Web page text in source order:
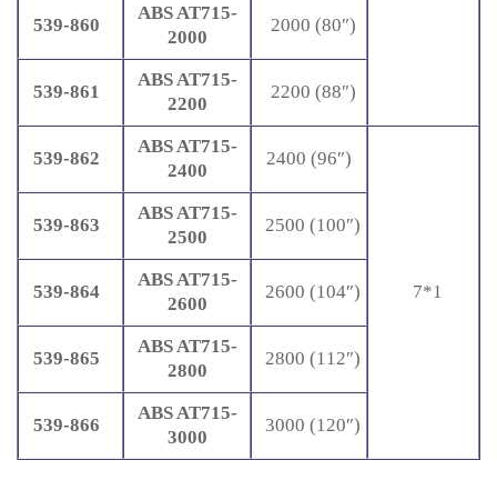
539-860
ABS AT715-
2000
2000 (80″)
539-861
ABS AT715-
2200
2200 (88″)
539-862
ABS AT715-
2400
2400 (96″)
7*1
539-863
ABS AT715-
2500
2500 (100″)
539-864
ABS AT715-
2600
2600 (104″)
539-865
ABS AT715-
2800
2800 (112″)
539-866
ABS AT715-
3000
3000 (120″)